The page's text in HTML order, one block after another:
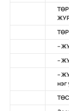
–
–
–
нэг